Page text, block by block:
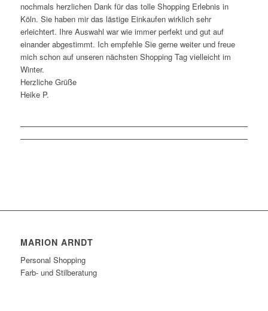
nochmals herzlichen Dank für das tolle Shopping Erlebnis in
Köln. Sie haben mir das lästige Einkaufen wirklich sehr
erleichtert. Ihre Auswahl war wie immer perfekt und gut auf
einander abgestimmt. Ich empfehle Sie gerne weiter und freue
mich schon auf unseren nächsten Shopping Tag vielleicht im
Winter.
Herzliche Grüße
Heike P.
MARION ARNDT
Personal Shopping
Farb- und Stilberatung